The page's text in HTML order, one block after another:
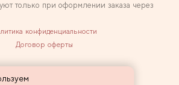
только при оформлении заказа через
конфиденциальности
Договор оферты